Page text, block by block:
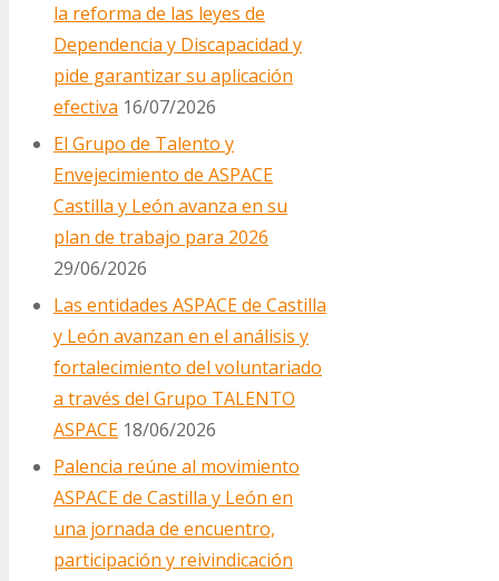
la reforma de las leyes de
Dependencia y Discapacidad y
pide garantizar su aplicación
efectiva 16/07/2026
El Grupo de Talento y
Envejecimiento de ASPACE
Castilla y León avanza en su
plan de trabajo para 2026
29/06/2026
Las entidades ASPACE de Castilla
y León avanzan en el análisis y
fortalecimiento del voluntariado
a través del Grupo TALENTO
ASPACE 18/06/2026
Palencia reúne al movimiento
ASPACE de Castilla y León en
una jornada de encuentro,
participación y reivindicación